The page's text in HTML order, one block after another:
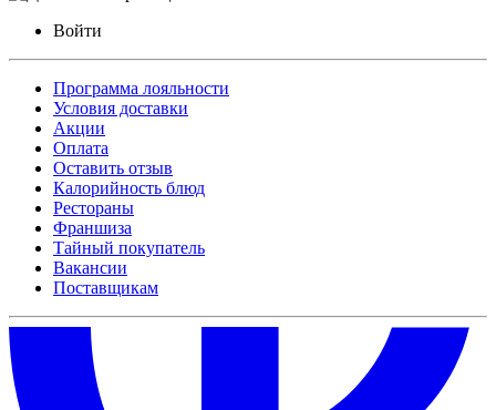
Войти
Программа лояльности
Условия доставки
Акции
Оплата
Оставить отзыв
Калорийность блюд
Рестораны
Франшиза
Тайный покупатель
Вакансии
Поставщикам